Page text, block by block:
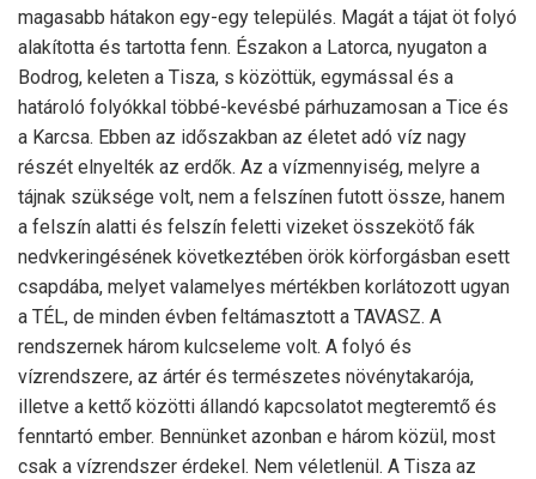
magasabb hátakon egy-egy település. Magát a tájat öt folyó
alakította és tartotta fenn. Északon a Latorca, nyugaton a
Bodrog, keleten a Tisza, s közöttük, egymással és a
határoló folyókkal többé-kevésbé párhuzamosan a Tice és
a Karcsa. Ebben az időszakban az életet adó víz nagy
részét elnyelték az erdők. Az a vízmennyiség, melyre a
tájnak szüksége volt, nem a felszínen futott össze, hanem
a felszín alatti és felszín feletti vizeket összekötő fák
nedvkeringésének következtében örök körforgásban esett
csapdába, melyet valamelyes mértékben korlátozott ugyan
a TÉL, de minden évben feltámasztott a TAVASZ. A
rendszernek három kulcseleme volt. A folyó és
vízrendszere, az ártér és természetes növénytakarója,
illetve a kettő közötti állandó kapcsolatot megteremtő és
fenntartó ember. Bennünket azonban e három közül, most
csak a vízrendszer érdekel. Nem véletlenül. A Tisza az